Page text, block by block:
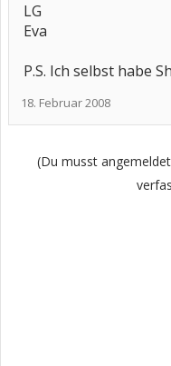
LG
Eva
P.S. Ich selbst habe
18. Februar 2008
(Du musst